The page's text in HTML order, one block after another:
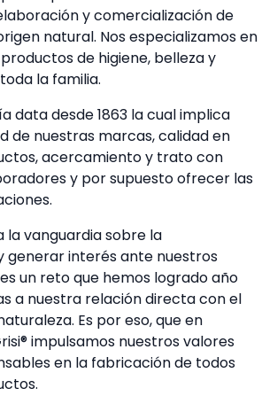
y comercialización de
natural. Nos especializamos en
de higiene, belleza y
la familia.
data desde 1863 la cual implica
de nuestras marcas, calidad en
acercamiento y trato con
y por supuesto ofrecer las
la vanguardia sobre la
generar interés ante nuestros
un reto que hemos logrado año
a nuestra relación directa con el
Es por eso, que en
impulsamos nuestros valores
en la fabricación de todos